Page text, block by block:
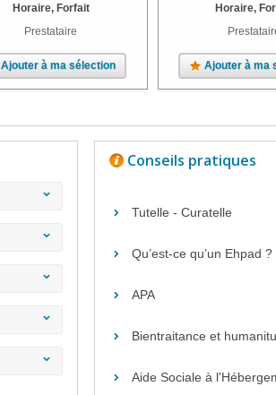
Horaire, Forfait
Prestataire
Ajouter à ma sélection
Horaire,
Ajouter à ma
Conseils pratiques
Tutelle - Curatelle
Qu’est-ce qu’un Ehpad ?
APA
Bientraitance et
Aide Sociale à